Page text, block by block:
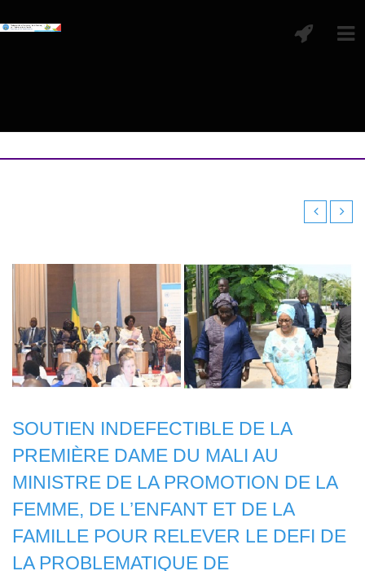
SOUTIEN INDEFECTIBLE DE LA
PREMIÈRE DAME DU MALI AU
MINISTRE DE LA PROMOTION DE LA
FEMME, DE L’ENFANT ET DE LA
FAMILLE POUR RELEVER LE DEFI DE
LA PROBLEMATIQUE DE